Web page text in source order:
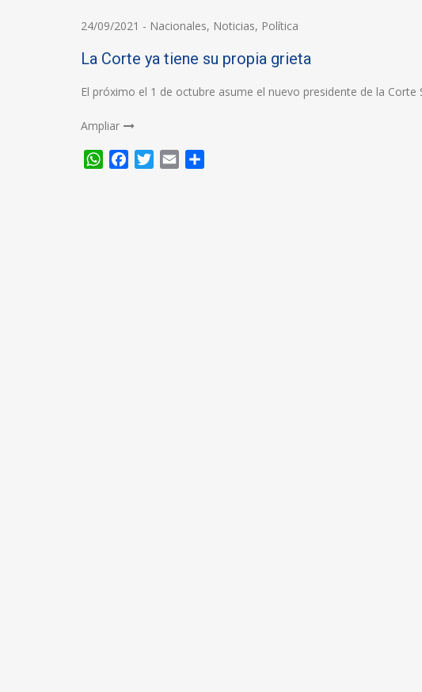
24/09/2021 - Nacionales, Noticias, Política
La Corte ya tiene su propia grieta
El próximo el 1 de octubre asume el nuevo presidente de la
Ampliar
WhatsApp
FacebookTwitter
Email